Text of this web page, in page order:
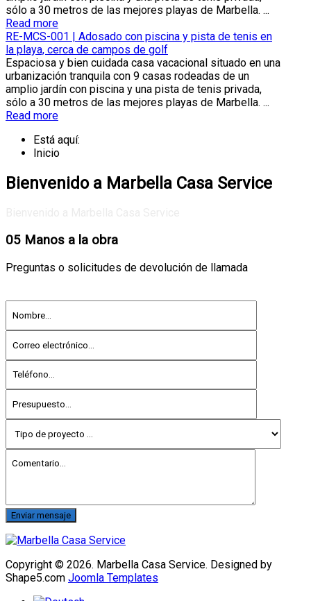
sólo a 30 metros de las mejores playas de Marbella. ...
Read more
RE-MCS-001 | Adosado con piscina y pista de tenis en
la playa, cerca de campos de golf
Espaciosa y bien cuidada casa vacacional situado en una
urbanización tranquila con 9 casas rodeadas de un
amplio jardín con piscina y una pista de tenis privada,
sólo a 30 metros de las mejores playas de Marbella. ...
Read more
Está aquí:
Inicio
Bienvenido a Marbella Casa Service
05 Manos a la obra
Preguntas o solicitudes de devolución de llamada
Enviar mensaje
Copyright © 2026. Marbella Casa Service. Designed by
Shape5.com Joomla Templates